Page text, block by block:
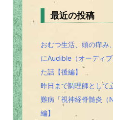
最近の投稿
おむつ生活、頭の痒み
にAudible（オーディ
た話【後編】
昨日まで調理師として
難病「視神経脊髄炎（
編】